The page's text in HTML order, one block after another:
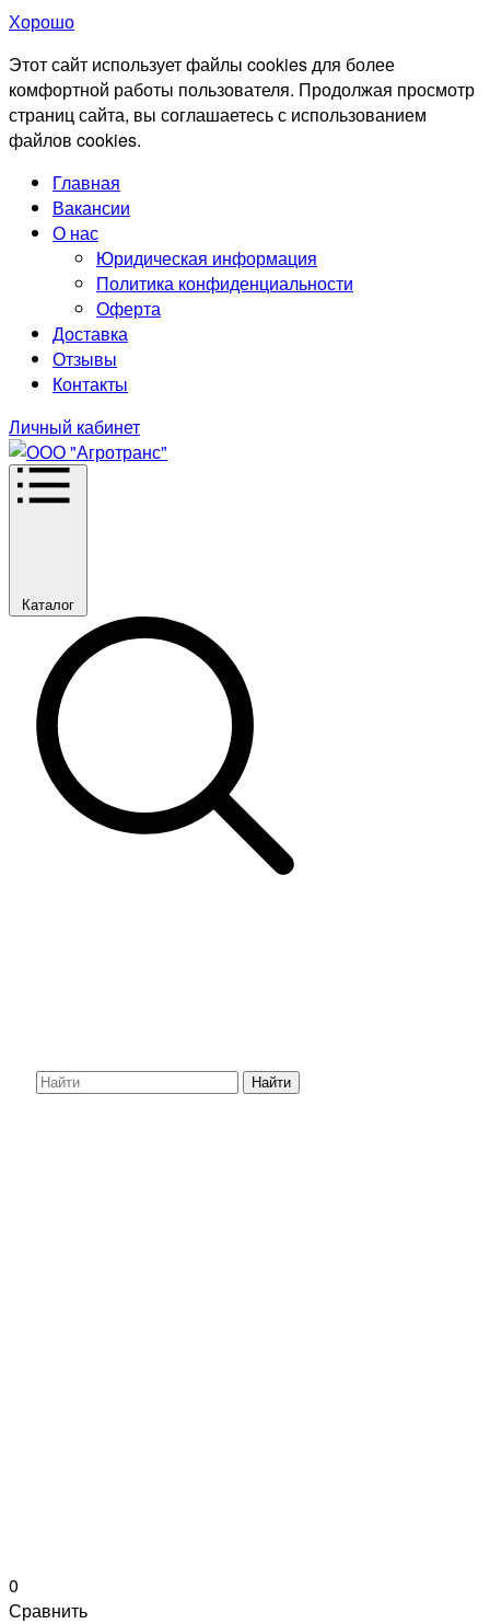
Хорошо
Этот сайт использует файлы cookies для более
комфортной работы пользователя. Продолжая просмотр
страниц сайта, вы соглашаетесь с использованием
файлов cookies.
Главная
Вакансии
О нас
Юридическая информация
Политика конфиденциальности
Оферта
Доставка
Отзывы
Контакты
Личный кабинет
Каталог
Найти
0
Сравнить